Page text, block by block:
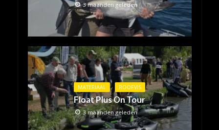
3 maanden geleden
MATERIAAL ROOFVIS
Float Plus On Tour
3 maanden geleden